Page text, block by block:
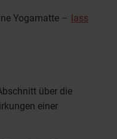
Yogamatte – lass
über die
einer